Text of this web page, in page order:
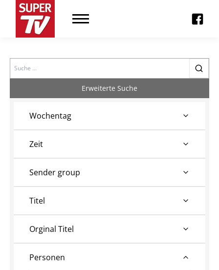
Search
Erweiterte Suche
Wochentag
Zeit
Sender group
Titel
Orginal Titel
Personen